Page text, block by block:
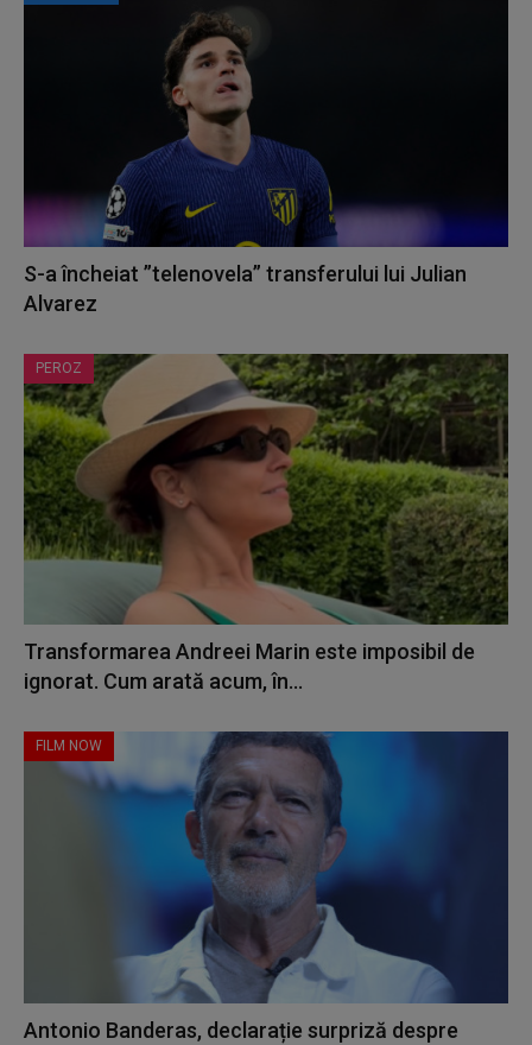
S-a încheiat ”telenovela” transferului lui Julian
Alvarez
PEROZ
Transformarea Andreei Marin este imposibil de
ignorat. Cum arată acum, în...
FILM NOW
Antonio Banderas, declarație surpriză despre